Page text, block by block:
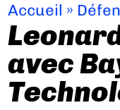
Accueil »
avec